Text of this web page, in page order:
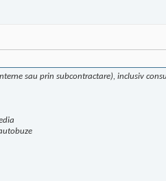
sau prin subcontractare), inclusiv